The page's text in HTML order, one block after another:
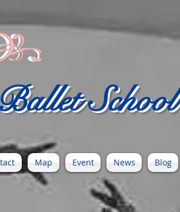
School
Map Event News Blog